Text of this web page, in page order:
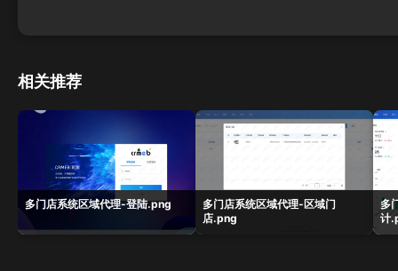
相关推荐
多门店系统区域代理-登陆.png
多门店系统区域代理-区域门
店.png
多
计